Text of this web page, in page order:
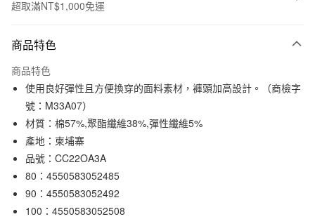
超取滿NT$1,000免運
信用卡一次付款
信用卡分期付款
3 期 0 利率 每期
合作金庫商業銀行
第一商業銀行
華南商業銀行
上海商業儲蓄銀行
臺灣中小企業銀行
匯豐（台灣）商業銀行
聯邦商業銀行
超商取貨付款
LINE Pay
Apple Pay
街口支付
商品特色
商品特色
使用良好彈性且方便換穿的面料素材，褲頭加高設計。（商檢字
號：M33A07）
材質：棉57%,聚酯纖維38%,彈性纖維5%
產地：柬埔寨
品號：CC22OA3A
80：4550583052485
90：4550583052492
100：4550583052508